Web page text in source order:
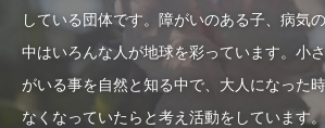
している団体です。障がいのある子、病気
中はいろんな人が地球を彩っています。小
がいる事を自然と知る中で、大人になった
なくなっていたらと考え活動をしています